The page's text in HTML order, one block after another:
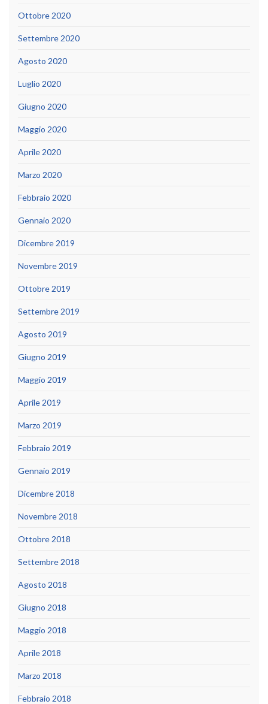
Ottobre 2020
Settembre 2020
Agosto 2020
Luglio 2020
Giugno 2020
Maggio 2020
Aprile 2020
Marzo 2020
Febbraio 2020
Gennaio 2020
Dicembre 2019
Novembre 2019
Ottobre 2019
Settembre 2019
Agosto 2019
Giugno 2019
Maggio 2019
Aprile 2019
Marzo 2019
Febbraio 2019
Gennaio 2019
Dicembre 2018
Novembre 2018
Ottobre 2018
Settembre 2018
Agosto 2018
Giugno 2018
Maggio 2018
Aprile 2018
Marzo 2018
Febbraio 2018